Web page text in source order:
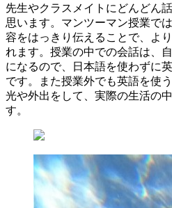
先生やクラスメイトにどんどん
思います。マンツーマン授業で
容をはっきり伝えることで、よ
れます。授業の中での会話は、
になるので、日本語を使わずに
です。また授業外でも英語を使
光や外出をして、実際の生活の
す。